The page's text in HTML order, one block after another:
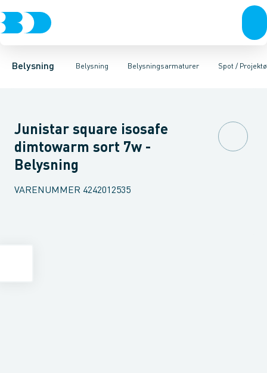
Belysning Belysning
Belysning Belysningsarmaturer
LyskilderBelysningsarmaturerLysstyringTilbehør tilSpot /
PendlerIndustriarmatur og halbelysningArmaturer for vej og
Junistar square isosafe
dimtowarm sort 7w -
Belysning
VARENUMMER 4242012535